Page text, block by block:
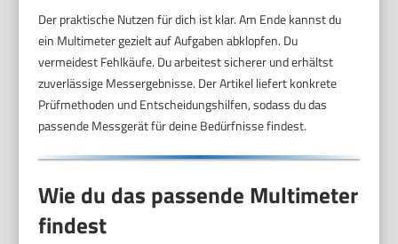
Der praktische Nutzen für dich ist klar. Am Ende kannst du
ein Multimeter gezielt auf Aufgaben abklopfen. Du
vermeidest Fehlkäufe. Du arbeitest sicherer und erhältst
zuverlässige Messergebnisse. Der Artikel liefert konkrete
Prüfmethoden und Entscheidungshilfen, sodass du das
passende Messgerät für deine Bedürfnisse findest.
Wie du das passende Multimeter
findest